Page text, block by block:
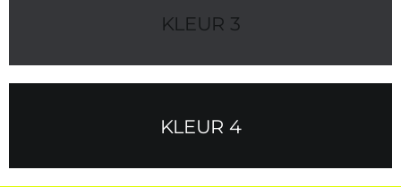
KLEUR 3
KLEUR 4